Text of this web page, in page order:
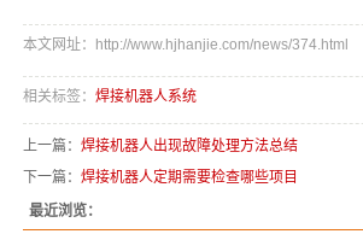
本文网址：http://www.hjhanjie.com/news/374.html
相关标签： 焊接机器人系统
上一篇： 焊接机器人出现故障处理方法总结
下一篇： 焊接机器人定期需要检查哪些项目
最近浏览：